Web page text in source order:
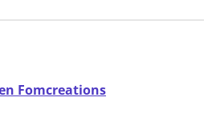
Fomcreations